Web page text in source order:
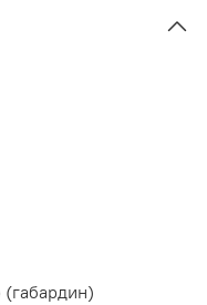
(габардин)